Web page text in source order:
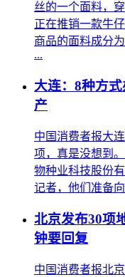
丝的一个面料，
正在推销一款牛
商品的面料成分
...
大连：8种方
产
中国消费者报大
项，真是没想到
物种业科技股份
记者，他们准备
北京发布30项
钟要回复
中国消费者报北